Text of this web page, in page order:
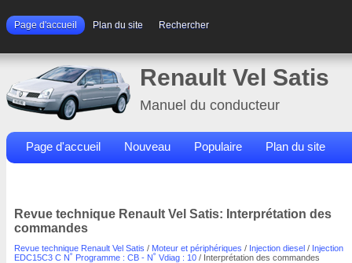
Page d'accueil Plan du site Rechercher
Renault Vel Satis
Manuel du conducteur
Page d'accueil Nouveau Populaire Plan du site
Revue technique Renault Vel Satis: Interprétation des
commandes
Revue technique Renault Vel Satis / Moteur et périphériques / Injection diesel / Injection
EDC15C3 C N˚ Programme : CB - N˚ Vdiag : 10 / Interprétation des commandes